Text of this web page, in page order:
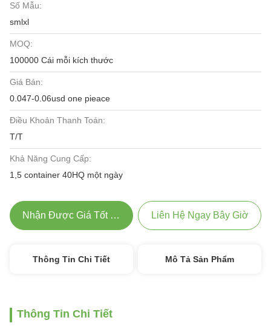
Số Mẫu:
smlxl
MOQ:
100000 Cái mỗi kích thước
Giá Bán:
0.047-0.06usd one pieace
Điều Khoản Thanh Toán:
T/T
Khả Năng Cung Cấp:
1,5 container 40HQ một ngày
Nhận Được Giá Tốt Nhất Liên Hệ Ngay Bây Giờ
Thông Tin Chi Tiết Mô Tả Sản Phẩm
Thông Tin Chi Tiết